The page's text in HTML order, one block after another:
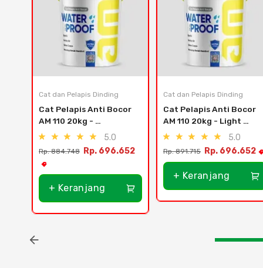
Cat dan Pelapis Dinding
Cat Pelapis Anti Bocor
AM 110 20kg -
Transparant
5.0
Rp. 884.748 Rp. 696.652
+ Keranjang
Cat dan Pelapis Dinding
Cat Pelapis Anti Bocor
AM 110 20kg - Light
Grey
5.0
Rp. 891.715 Rp. 696.652
+ Keranjang